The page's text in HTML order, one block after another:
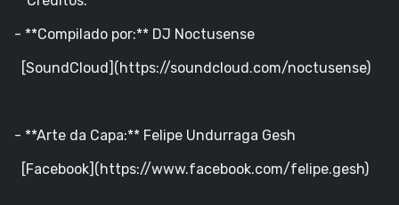
- **Compilado por:** DJ Noctusense
[SoundCloud](https://soundcloud.com/noctusense)
- **Arte da Capa:** Felipe Undurraga Gesh
[Facebook](https://www.facebook.com/felipe.gesh)